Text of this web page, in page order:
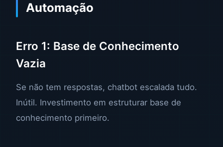
Automação
Erro 1: Base de Conhecimento
Vazia
Se não tem respostas, chatbot escalada tudo.
Inútil. Investimento em estruturar base de
conhecimento primeiro.